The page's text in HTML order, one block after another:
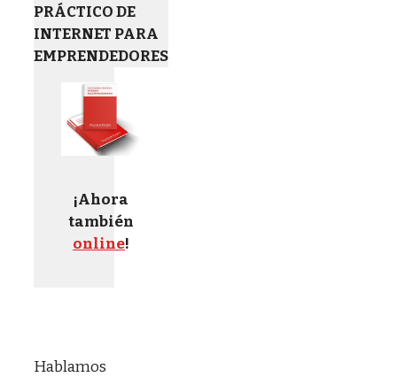
PRÁCTICO DE
INTERNET PARA
EMPRENDEDORES
¡Ahora
también
online!
Hablamos